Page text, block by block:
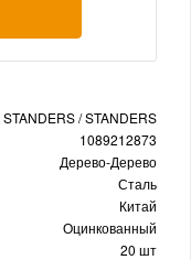
STANDERS / STANDERS
1089212873
Дерево-Дерево
Сталь
Китай
Оцинкованный
20 шт